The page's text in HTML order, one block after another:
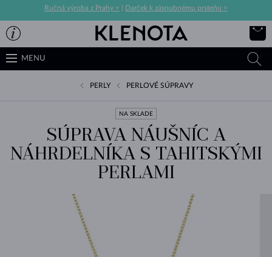
Ručná výroba z Prahy > Darček k zásnubnému prsteňu >
MENU
PERLY PERLOVÉ SÚPRAVY
NA SKLADE
SÚPRAVA NÁUŠNÍC A
NÁHRDELNÍKA S TAHITSKÝMI
PERLAMI